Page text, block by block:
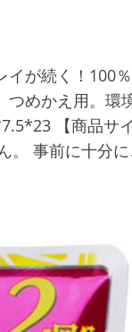
が続く！100％
めかえ用。環
【商品サ
。 事前に十分